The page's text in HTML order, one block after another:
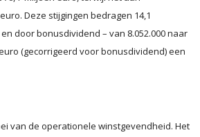
Deze stijgingen bedragen 14,1
door bonusdividend – van 8.052.000 naar
(gecorrigeerd voor bonusdividend) een
van de operationele winstgevendheid. Het